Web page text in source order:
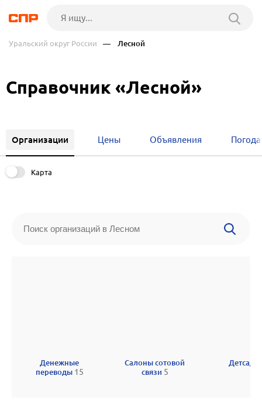
Уральский округ России — Лесной
Справочник «Лесной»
Организации Цены Объявления Погода
Карта
Денежные
переводы 15
Салоны сотовой
связи 5
Детсады